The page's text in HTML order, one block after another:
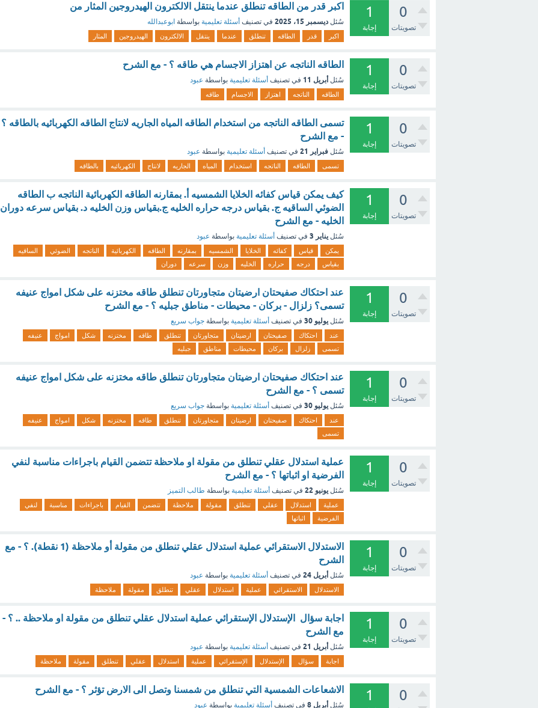
0
تصويتات
1
إجابة
اكبر قدر من الطاقه تنطلق عندما ينتقل الالكترون الهيدروجين المثار من
سُئل ديسمبر 15، 2025 في تصنيف أسئلة تعليمية بواسطة ابوعبدالله
اكبر قدر الطاقه تنطلق عندما ينتقل الالكترون الهيدروجين المثار
0
تصويتات
1
إجابة
الطاقه الناتجه عن اهتزاز الاجسام هي طاقه ؟ - مع الشرح
سُئل أبريل 11 في تصنيف أسئلة تعليمية بواسطة عبود
الطاقه الناتجه اهتزاز الاجسام طاقه
0
تصويتات
1
إجابة
تسمى الطاقه الناتجه من استخدام الطاقه المياه الجاريه لانتاج الطاقه الكهربائيه بالطاقه ؟
- مع الشرح
سُئل فبراير 21 في تصنيف أسئلة تعليمية بواسطة عبود
تسمى الطاقه الناتجه استخدام المياه الجاريه لانتاج الكهربائيه بالطاقه
0
تصويتات
1
إجابة
كيف يمكن قياس كفائه الخلايا الشمسيه أ. بمقارنه الطاقه الكهربائية الناتجه ب الطاقه
الضوئي الساقيه ج. بقياس درجه حراره الخليه ج.بقياس وزن الخليه د. بقياس سرعه دوران
الخليه - مع الشرح
سُئل يناير 3 في تصنيف أسئلة تعليمية بواسطة عبود
يمكن قياس كفائه الخلايا الشمسيه بمقارنه الطاقه الكهربائية الناتجه الضوئي
الساقيه
بقياس
درجه حراره الخليه وزن سرعه دوران
0
تصويتات
1
إجابة
عند احتكاك صفيحتان ارضيتان متجاورتان تنطلق طاقه مختزنه على شكل امواج عنيفه
تسمى؟ زلزال - بركان - محيطات - مناطق جبليه ؟ - مع الشرح
سُئل يوليو 30 في تصنيف أسئلة تعليمية بواسطة جواب سريع
عند احتكاك صفيحتان ارضيتان متجاورتان تنطلق طاقه مختزنه شكل امواج
عنيفه
تسمى
زلزال بركان محيطات مناطق جبليه
0
تصويتات
1
إجابة
عند احتكاك صفيحتان ارضيتان متجاورتان تنطلق طاقه مختزنه على شكل امواج عنيفه
تسمى ؟ - مع الشرح
سُئل يوليو 30 في تصنيف أسئلة تعليمية بواسطة جواب سريع
عند احتكاك صفيحتان ارضيتان متجاورتان تنطلق طاقه مختزنه شكل امواج
عنيفه
تسمى
0
تصويتات
1
إجابة
عملية استدلال عقلي تنطلق من مقولة او ملاحظة تتضمن القيام باجراءات مناسبة لنفي
الفرضية او اثباتها ؟ - مع الشرح
سُئل يونيو 22 في تصنيف أسئلة تعليمية بواسطة طالب التميز
عملية استدلال عقلي تنطلق مقولة ملاحظة تتضمن القيام باجراءات مناسبة
لنفي
الفرضية
اثباتها
0
تصويتات
1
إجابة
الاستدلال الاستقرائي عملية استدلال عقلي تنطلق من مقولة أو ملاحظة (1 نقطة). ؟ - مع
الشرح
سُئل أبريل 24 في تصنيف أسئلة تعليمية بواسطة عبود
الاستدلال الاستقرائي عملية استدلال عقلي تنطلق مقولة ملاحظة
0
تصويتات
1
إجابة
اجابة سؤال الإستدلال الإستقرائي عملية استدلال عقلي تنطلق من مقولة او ملاحظة .. ؟ -
مع الشرح
سُئل أبريل 21 في تصنيف أسئلة تعليمية بواسطة عبود
اجابة سؤال الإستدلال الإستقرائي عملية استدلال عقلي تنطلق مقولة ملاحظة
0
1 الاشعاعات الشمسية التي تنطلق من شمسنا وتصل الى الارض تؤثر ؟ - مع الشرح
سُئل أبريل 8 في تصنيف أسئلة تعليمية بواسطة عبود